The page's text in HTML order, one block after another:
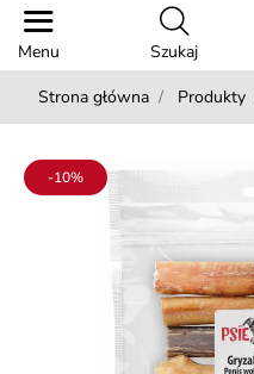
Menu Szukaj
Strona główna Produkty
-10%